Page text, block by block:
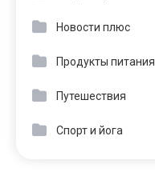
Новости плюс
Продукты питания
Путешествия
Спорт и йога